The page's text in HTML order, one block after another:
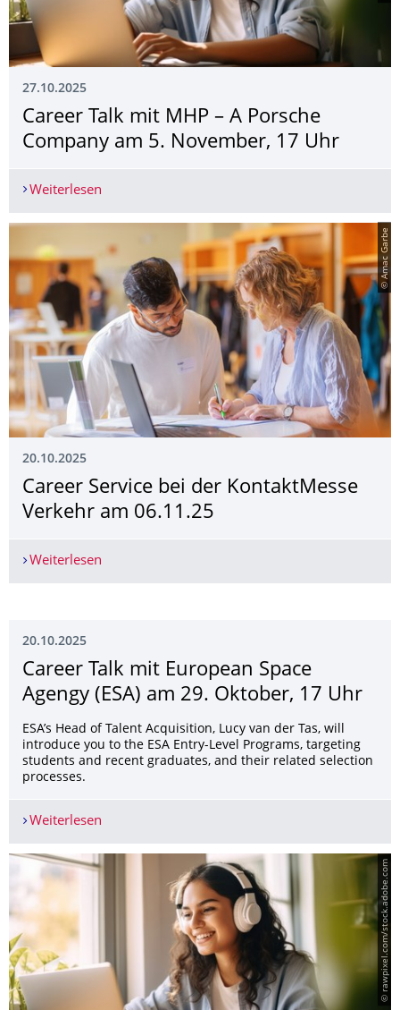
27.10.2025
Career Talk mit MHP – A Porsche
Company am 5. November, 17 Uhr
Weiterlesen
© Amac Garbe
20.10.2025
Career Service bei der KontaktMesse
Verkehr am 06.11.25
Weiterlesen
20.10.2025
Career Talk mit European Space
Agengy (ESA) am 29. Oktober, 17 Uhr
ESA’s Head of Talent Acquisition, Lucy van der Tas, will
introduce you to the ESA Entry-Level Programs, targeting
students and recent graduates, and their related selection
processes.
Weiterlesen
© rawpixel.com/stock.adobe.com